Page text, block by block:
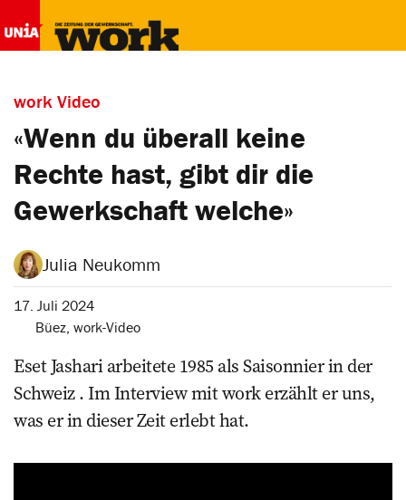
work Video
«Wenn du überall keine
Rechte hast, gibt dir die
Gewerkschaft welche»
Julia Neukomm
17. Juli 2024
Büez, work-Video
Eset Jashari arbeitete 1985 als Saisonnier in der
Schweiz . Im Interview mit work erzählt er uns,
was er in dieser Zeit erlebt hat.